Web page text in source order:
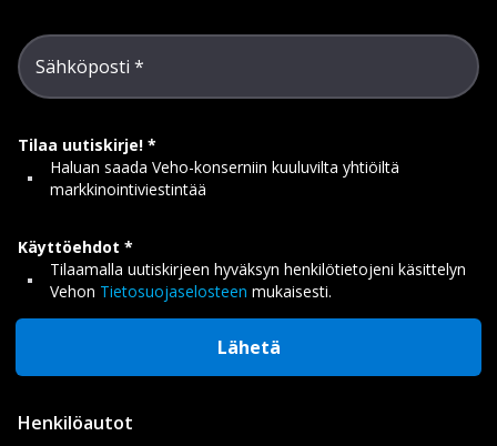
Sähköposti
Tilaa uutiskirje!
Haluan saada Veho-konserniin kuuluvilta yhtiöiltä
markkinointiviestintää
Käyttöehdot
Tilaamalla uutiskirjeen hyväksyn henkilötietojeni käsittelyn
Vehon Tietosuojaselosteen mukaisesti.
Lähetä
Henkilöautot